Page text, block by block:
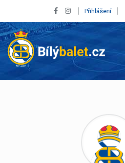
Přihlášení